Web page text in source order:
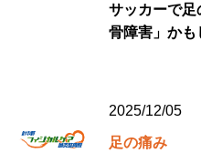
サッカーで
骨障害」かも
2025/12/05
足の痛み